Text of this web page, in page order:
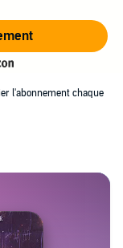
l'abonnement chaque